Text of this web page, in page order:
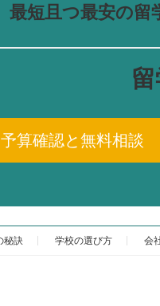
最短且つ最安の留
算確認と無料相談
秘訣 学校の選び方 会